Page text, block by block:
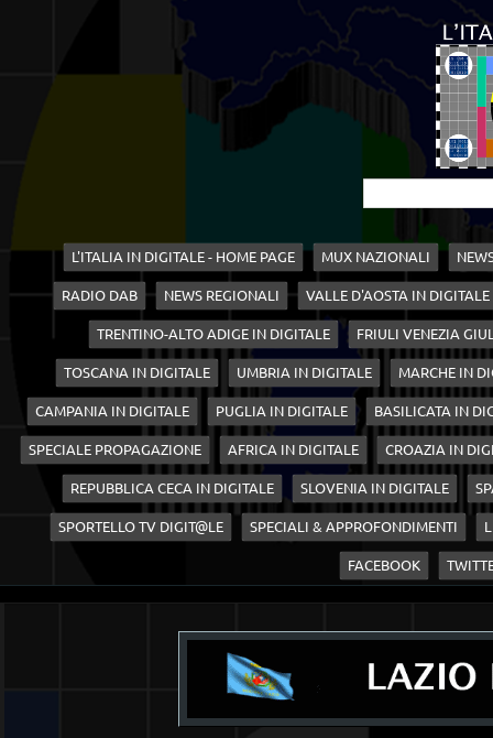
L'ITALIA IN DIGITALE - HOME PAGE MUX NAZIONALI
RADIO DAB NEWS REGIONALI VALLE D'AOSTA IN DIGITALE
TRENTINO-ALTO ADIGE IN DIGITALE FRIULI VENEZIA
TOSCANA IN DIGITALE UMBRIA IN DIGITALE MARCHE IN
CAMPANIA IN DIGITALE PUGLIA IN DIGITALE BASILICATA IN
SPECIALE PROPAGAZIONE AFRICA IN DIGITALE CROAZIA IN
REPUBBLICA CECA IN DIGITALE SLOVENIA IN DIGITALE
SPORTELLO TV DIGIT@LE SPECIALI & APPROFONDIMENTI
FACEBOOK